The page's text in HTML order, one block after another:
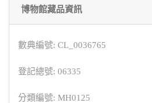
博物館藏品資訊
數典編號: CL_0036765
登記總號: 06335
分類編號: MH0125